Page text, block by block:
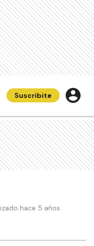
Suscribite
hace 5 años